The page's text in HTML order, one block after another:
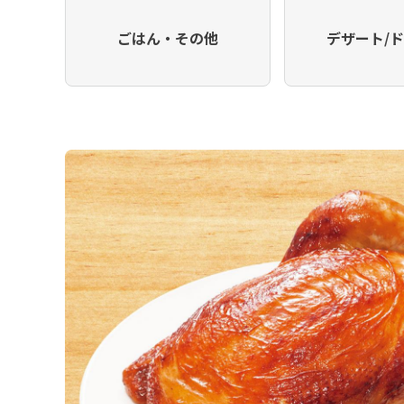
ごはん・その他 デザート/